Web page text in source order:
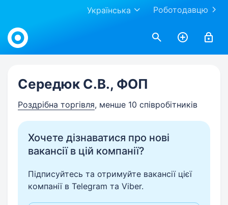
Роботодавцю
Українська
Work.ua
Середюк С.В., ФОП
Роздрібна торгівля, менше 10 співробітників
Хочете дізнаватися про нові
вакансії в цій компанії?
Підписуйтесь та отримуйте вакансії цієї
компанії в Telegram та Viber.